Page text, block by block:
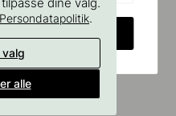
Persondatapolitik.
alle